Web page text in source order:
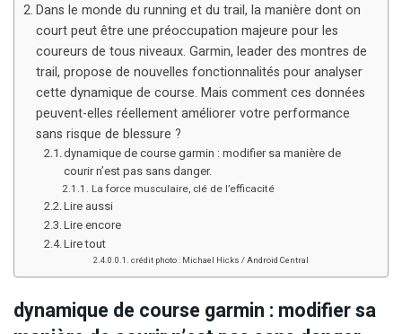
Dans le monde du running et du trail, la manière dont on
court peut être une préoccupation majeure pour les
coureurs de tous niveaux. Garmin, leader des montres de
trail, propose de nouvelles fonctionnalités pour analyser
cette dynamique de course. Mais comment ces données
peuvent-elles réellement améliorer votre performance
sans risque de blessure ?
dynamique de course garmin : modifier sa manière de
courir n’est pas sans danger.
La force musculaire, clé de l’efficacité
Lire aussi
Lire encore
Lire tout
crédit photo : Michael Hicks / Android Central
dynamique de course garmin : modifier sa